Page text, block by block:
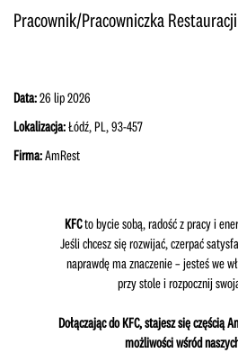
Pracownik/Pracowniczka
Data:26 lip 2026
Lokalizacja:Łódź, PL, 93-457
Firma:AmRest
KFCto bycie sobą, radość z pracy i
Jeśli chcesz się rozwijać, czerpać
naprawdę ma znaczenie – jesteś we
przy stole i rozpocznij
Dołączając do KFC, stajesz się częścią
możliwości wśród